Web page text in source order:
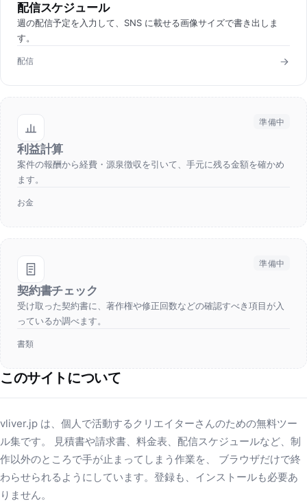
配信スケジュール
週の配信予定を入力して、SNS に載せる画像サイズで書き出しま
す。
配信
準備中
利益計算
案件の報酬から経費・源泉徴収を引いて、手元に残る金額を確かめ
ます。
お金
準備中
契約書チェック
受け取った契約書に、著作権や修正回数などの確認すべき項目が入
っているか調べます。
書類
このサイトについて
vliver.jp は、個人で活動するクリエイターさんのための無料ツー
ル集です。 見積書や請求書、料金表、配信スケジュールなど、制
作以外のところで手が止まってしまう作業を、 ブラウザだけで終
わらせられるようにしています。登録も、インストールも必要あ
りません。